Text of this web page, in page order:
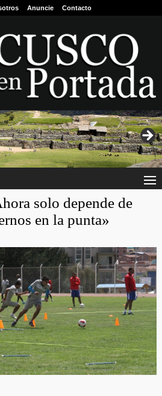
Anuncie Contacto
solo depende de
en la punta»